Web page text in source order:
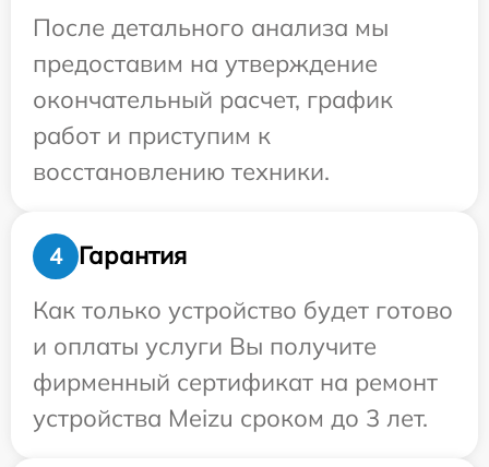
После детального анализа мы
предоставим на утверждение
окончательный расчет, график
работ и приступим к
восстановлению техники.
4
Гарантия
Как только устройство будет готово
и оплаты услуги Вы получите
фирменный сертификат на ремонт
устройства Meizu сроком до 3 лет.